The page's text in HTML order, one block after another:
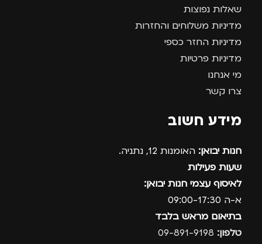
שאלות נפוצות
מדיניות משלוחים והחזרות
מדיניות החזר כספי
מדיניות פרטיות
מי אנחנו
צרו קשר
מידע חשוב
חנות יבואן: האומנות 12, נתניה.
שעות פעילות
לאיסוף עצמי חנות יבואן:
א-ה 09:00-17:30
בתיאום מראש בלבד
טלפון: